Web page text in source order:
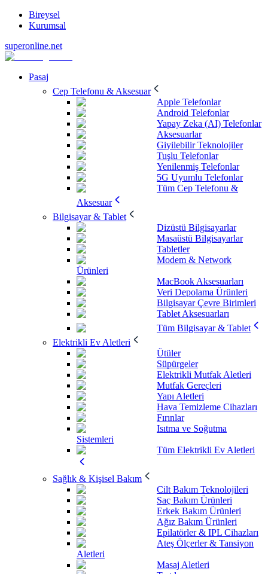
Bireysel
Kurumsal
superonline.net
Pasaj
Cep Telefonu & Aksesuar
Apple Telefonlar
Android Telefonlar
Yapay Zeka (AI) Telefonlar
Aksesuarlar
Giyilebilir Teknolojiler
Tuşlu Telefonlar
Yenilenmiş Telefonlar
5G Uyumlu Telefonlar
Tüm Cep Telefonu &
Aksesuar
Bilgisayar & Tablet
Dizüstü Bilgisayarlar
Masaüstü Bilgisayarlar
Tabletler
Modem & Network
Ürünleri
MacBook Aksesuarları
Veri Depolama Ürünleri
Bilgisayar Çevre Birimleri
Tablet Aksesuarları
Tüm Bilgisayar & Tablet
Elektrikli Ev Aletleri
Ütüler
Süpürgeler
Elektrikli Mutfak Aletleri
Mutfak Gereçleri
Yapı Aletleri
Hava Temizleme Cihazları
Fırınlar
Isıtma ve Soğutma
Sistemleri
Tüm Elektrikli Ev Aletleri
Sağlık & Kişisel Bakım
Cilt Bakım Teknolojileri
Saç Bakım Ürünleri
Erkek Bakım Ürünleri
Ağız Bakım Ürünleri
Epilatörler & IPL Cihazları
Ateş Ölçerler & Tansiyon
Aletleri
Masaj Aletleri